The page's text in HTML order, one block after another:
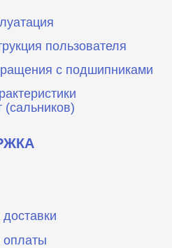
пользователя
с подшипниками